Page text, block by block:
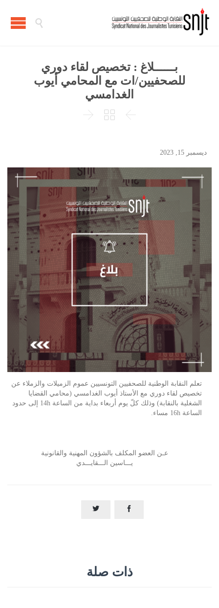

بــــــلاغ : تخصيص لقاء دوري
للصحفيين/ات مع المحامي أيوب
الغدامسي



ديسمبر 15, 2023
تعلم النقابة الوطنية للصحفيين التونسيين عموم الزميلات والزملاء عن
تخصيص لقاء دوري مع الأستاذ أيوب الغدامسي (محامي القضايا
الشغلية بالنقابة) وذلك كلّ يوم أربعاء بداية من الساعة 14h إلى حدود
الساعة 16h مساء.
عـن العضو المكلف بالشؤون المهنية والقانونية
يـــاسين الـــقايـــدي


ذات صلة